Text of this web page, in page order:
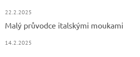
22.2.2025
Malý průvodce italskými moukami
14.2.2025